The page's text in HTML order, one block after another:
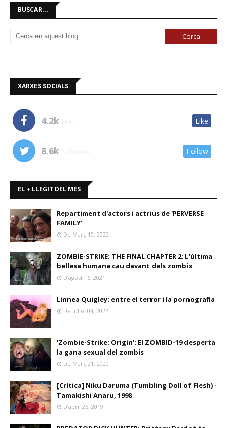
BUSCAR...
XARXES SOCIALS
4.2k Like
8.6k Follow
EL + LLEGIT DEL MES
Repartiment d'actors i actrius de 'PERVERSE
FAMILY'
De Març 10, 2022
ZOMBIE-STRIKE: THE FINAL CHAPTER 2: L'última
bellesa humana cau davant dels zombis
D’agost 16, 2021
Linnea Quigley: entre el terror i la pornografia
De Juliol 04, 2022
'Zombie-Strike: Origin': El ZOMBID-19 desperta
la gana sexual del zombis
De Març 21, 2020
[Crítica] Niku Daruma (Tumbling Doll of Flesh) -
Tamakishi Anaru, 1998
D’abril 25, 2019